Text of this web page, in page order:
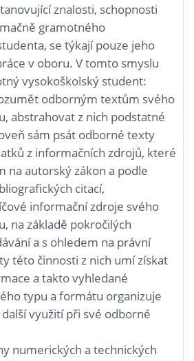
znalosti, schopnosti
gramotného
se týkají pouze jeho
v oboru. V tomto smyslu
vysokoškolský student:
odborným textům svého
abstrahovat z nich podstatné
sám psát odborné texty
z informačních zdrojů, které
na autorský zákon a podle
citací,
informační zdroje svého
na základě pokročilých
a s ohledem na právní
této činnosti z nich umí získat
a takto vyhledané
typu a formátu organizuje
využití při své odborné
numerických a technických